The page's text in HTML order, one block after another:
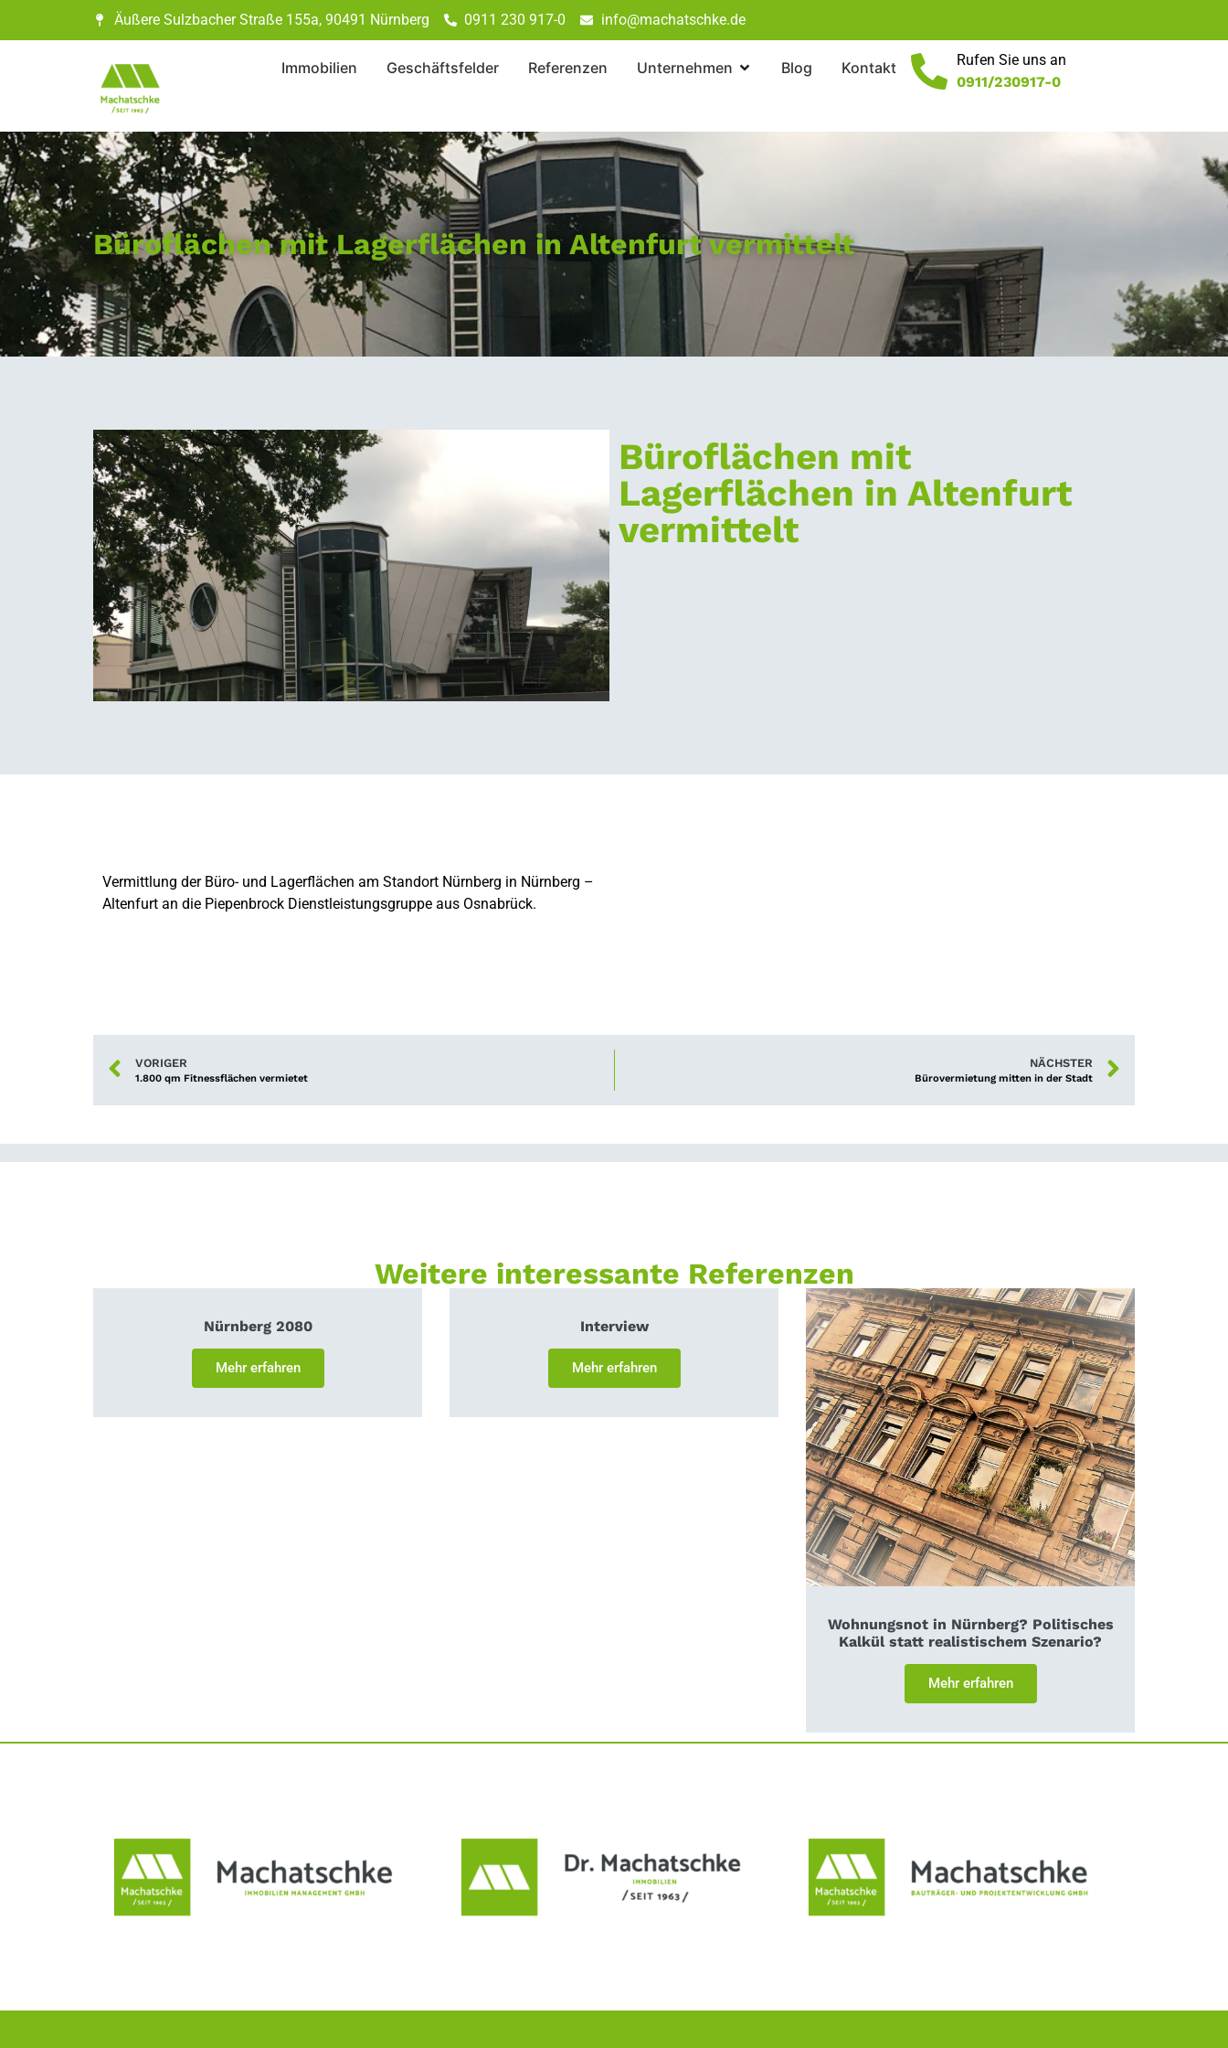
Äußere Sulzbacher Straße 155a, 90491 Nürnberg 0911 230 917-0 info@machatschke.de
Immobilien Geschäftsfelder Referenzen Unternehmen Blog Kontakt
Rufen Sie uns an
0911/230917-0
Büroflächen mit Lagerflächen in Altenfurt vermittelt
Büroflächen mit
Lagerflächen in Altenfurt
vermittelt
Vermittlung der Büro- und Lagerflächen am Standort Nürnberg in Nürnberg –
Altenfurt an die Piepenbrock Dienstleistungsgruppe aus Osnabrück.
VORIGER
1.800 qm Fitnessflächen vermietet
NÄCHSTER
Bürovermietung mitten in der Stadt
Weitere interessante Referenzen
Nürnberg 2080
Mehr erfahren
Interview
Mehr erfahren
Wohnungsnot in Nürnberg? Politisches
Kalkül statt realistischem Szenario?
Mehr erfahren